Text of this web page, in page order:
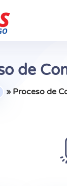
de
» Proceso de